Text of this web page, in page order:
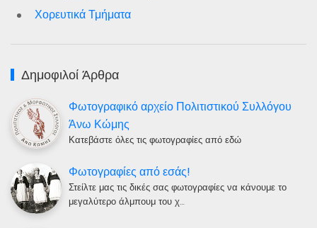
Χορευτικά Τμήματα
Δημοφιλοί Άρθρα
Φωτογραφικό αρχείο Πολιτιστικού Συλλόγου
Άνω Κώμης
Κατεβάστε όλες τις φωτογραφίες από εδώ
Φωτογραφίες από εσάς!
Στείλτε μας τις δικές σας φωτογραφίες να κάνουμε το
μεγαλύτερο άλμπουμ του χ…